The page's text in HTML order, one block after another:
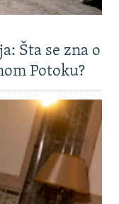
Šta se zna o
Potoku?